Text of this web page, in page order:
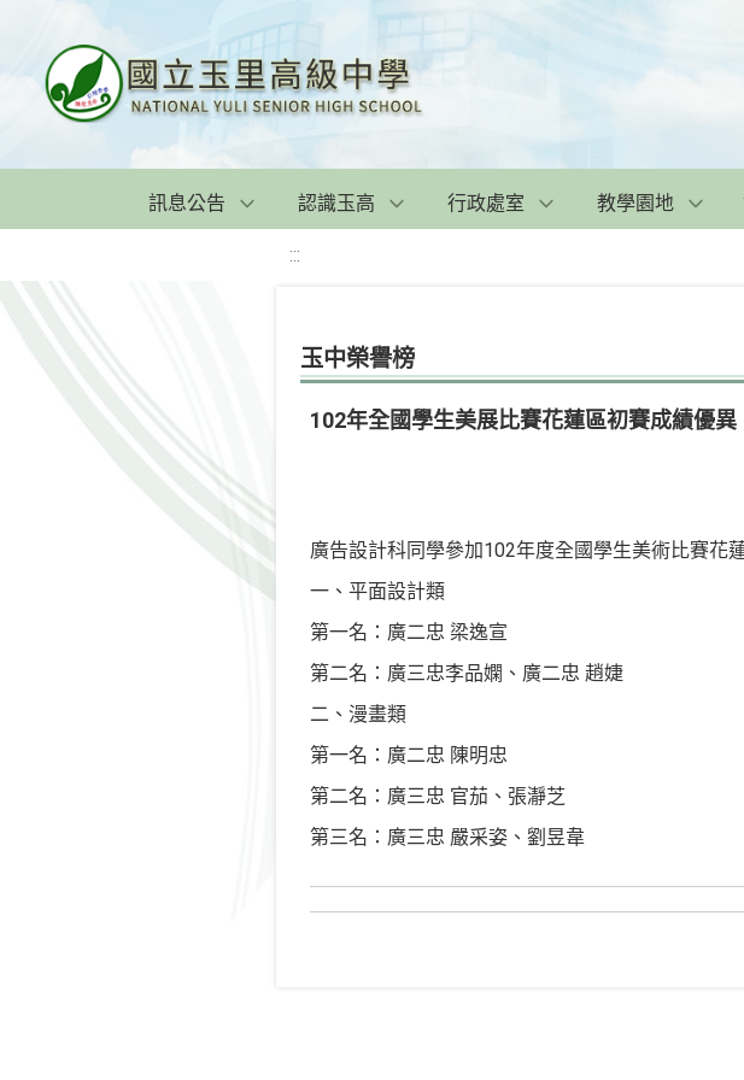
訊息公告 認識玉高 行政處室 教學園地
:::
玉中榮譽榜
102年全國學生美展比賽花蓮區初賽成績優異
廣告設計科同學參加102年度全國學生美術比賽花
一、平面設計類
第一名：廣二忠 梁逸宣
第二名：廣三忠李品嫻、廣二忠 趙婕
二、漫畫類
第一名：廣二忠 陳明忠
第二名：廣三忠 官茄、張瀞芝
第三名：廣三忠 嚴采姿、劉昱韋